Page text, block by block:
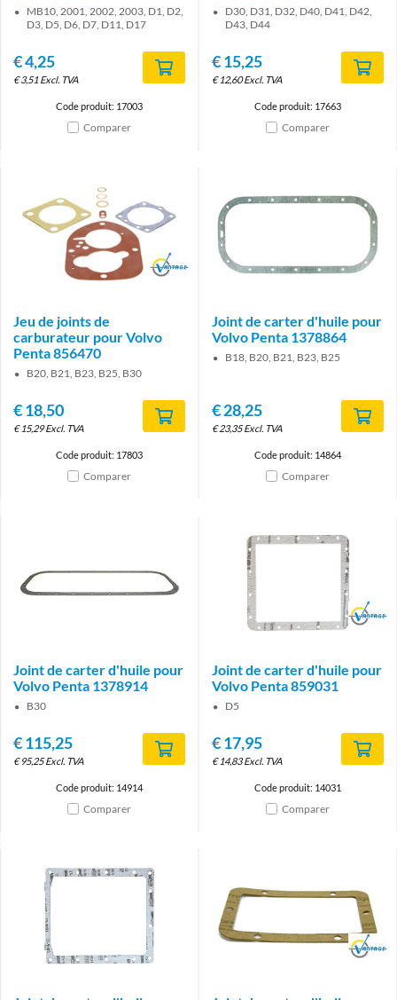
MB10, 2001, 2002, 2003, D1, D2,
D3, D5, D6, D7, D11, D17
€4,25
€3,51 Excl. TVA
Code produit: 17003
Comparer
D30, D31, D32, D40, D41, D42,
D43, D44
€15,25
€12,60 Excl. TVA
Code produit: 17663
Comparer
Brand
Jeu de joints de
carburateur pour Volvo
Penta 856470
B20, B21, B23, B25, B30
€18,50
€15,29 Excl. TVA
Code produit: 17803
Comparer
Joint de carter d'huile pour
Volvo Penta 1378864
B18, B20, B21, B23, B25
€28,25
€23,35 Excl. TVA
Code produit: 14864
Comparer
Joint de carter d'huile pour
Volvo Penta 1378914
B30
€115,25
€95,25 Excl. TVA
Code produit: 14914
Comparer
Brand
Joint de carter d'huile pour
Volvo Penta 859031
D5
€17,95
€14,83 Excl. TVA
Code produit: 14031
Comparer
Brand